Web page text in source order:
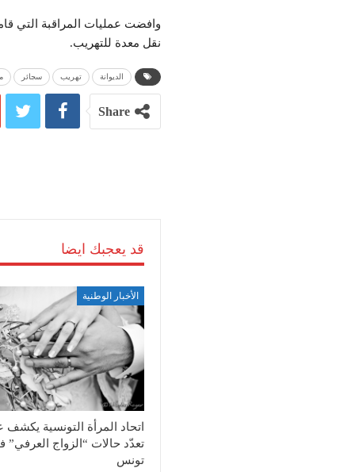
نقل معدة للتهريب.
الديوانة تهريب سجائر
Share
قد يعجبك ايضا
الأخبار الوطنية
اتحاد المرأة التونسية يكشف
تعدّد حالات “الزواج العرفي”
تونس